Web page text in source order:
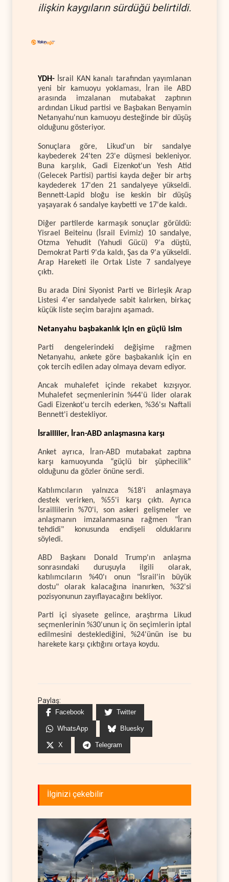
ilişkin kaygıların sürdüğü belirtildi.
YDH- İsrail KAN kanalı tarafından yayımlanan
yeni bir kamuoyu yoklaması, İran ile ABD
arasında imzalanan mutabakat zaptının
ardından Likud partisi ve Başbakan Benyamin
Netanyahu'nun kamuoyu desteğinde bir düşüş
olduğunu gösteriyor.
Sonuçlara göre, Likud'un bir sandalye
kaybederek 24'ten 23'e düşmesi bekleniyor.
Buna karşılık, Gadi Eizenkot'un Yesh Atid
(Gelecek Partisi) partisi kayda değer bir artış
kaydederek 17'den 21 sandalyeye yükseldi.
Bennett-Lapid bloğu ise keskin bir düşüş
yaşayarak 6 sandalye kaybetti ve 17'de kaldı.
Diğer partilerde karmaşık sonuçlar görüldü:
Yisrael Beiteinu (İsrail Evimiz) 10 sandalye,
Otzma Yehudit (Yahudi Gücü) 9'a düştü,
Demokrat Parti 9'da kaldı, Şas da 9'a yükseldi.
Arap Hareketi ile Ortak Liste 7 sandalyeye
çıktı.
Bu arada Dini Siyonist Parti ve Birleşik Arap
Listesi 4'er sandalyede sabit kalırken, birkaç
küçük liste seçim barajını aşamadı.
Netanyahu başbakanlık için en güçlü isim
Parti dengelerindeki değişime rağmen
Netanyahu, ankete göre başbakanlık için en
çok tercih edilen aday olmaya devam ediyor.
Ancak muhalefet içinde rekabet kızışıyor.
Muhalefet seçmenlerinin %44'ü lider olarak
Gadi Eizenkot'u tercih ederken, %36'sı Naftali
Bennett'i destekliyor.
İsrailliler, İran-ABD anlaşmasına karşı
Anket ayrıca, İran-ABD mutabakat zaptına
karşı kamuoyunda “güçlü bir şüphecilik”
olduğunu da gözler önüne serdi.
Katılımcıların yalnızca %18'i anlaşmaya
destek verirken, %55'i karşı çıktı. Ayrıca
İsraillilerin %70'i, son askeri gelişmeler ve
anlaşmanın imzalanmasına rağmen "İran
tehdidi" konusunda endişeli olduklarını
söyledi.
ABD Başkanı Donald Trump'ın anlaşma
sonrasındaki duruşuyla ilgili olarak,
katılımcıların %40'ı onun "İsrail'in büyük
dostu" olarak kalacağına inanırken, %32'si
pozisyonunun zayıflayacağını bekliyor.
Parti içi siyasete gelince, araştırma Likud
seçmenlerinin %30'unun iç ön seçimlerin iptal
edilmesini desteklediğini, %24'ünün ise bu
harekete karşı çıktığını ortaya koydu.
Paylaş:
Facebook Twitter
WhatsApp Bluesky
X Telegram
İlginizi çekebilir